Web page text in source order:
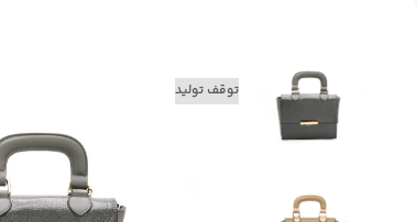
توقف تولید